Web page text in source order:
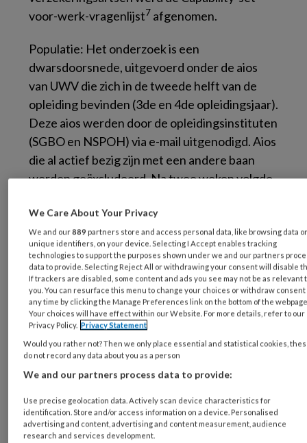
voor-werk-vragenlijst7 afgenomen.
Populatie: Het onderzoek is een
dwarsdoorsnede, uitgevoerd onder de aios
van UWV die zich in de tweede helft van de
opleiding bevinden (3de en 4de opleidingsjaar).
Deze aios werden door de opleidingsinstituten
(SGBO en NSPOH) via e-mail uitgenodigd. Aios
die al actief bezig zijn met een andere baan
werden geëxcludeerd. Na twee weken volgde
verzameld in de periode mei-juni 2021.
Informed consentwerd verkregen door
middel van het actief laten aanvinken van het
geven van toestemming. De anonimiteit werd
geborgd door niet te vragen naar de naam of
het kantoor waarop de aios werkzaam is.
Vragenlijst:De Capability-set-voor-werk-
vragenlijst7is in 2016 gevalideerd en
functioneren op het werk, werkvermogen,
gewerkte uren, frequentie en duur van
We Care About Your Privacy
We and our889 partners store and access personal data, like browsing data
unique identifiers, on your device. Selecting I Accept enables tracking
technologies to support the purposes shown under we and our partners
data to provide. Selecting Reject All or withdrawing your consent will disable
If trackers are disabled, some content and ads you see may not be as relevant
you. You can resurface this menu to change your choices or withdraw consent
any time by clicking the Manage Preferences link on the bottom of the
Your choices will have effect within our Website. For more details, refer to our
Privacy Policy. Privacy Statement
Would you rather not? Then we only place essential and statistical cookies,
do not record any data about you as a person
We and our partners process data to provide:
Use precise geolocation data. Actively scan device characteristics for
identification. Store and/or access information on a device. Personalised
advertising and content, advertising and content measurement, audience
research and services development.